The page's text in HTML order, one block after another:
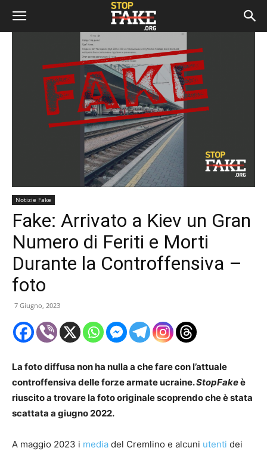
Notizie Fake
Fake: Arrivato a Kiev un Gran
Numero di Feriti e Morti
Durante la Controffensiva –
foto
7 Giugno, 2023
La foto diffusa non ha nulla a che fare con l’attuale
controffensiva delle forze armate ucraine.StopFakeè
riuscito a trovare la foto originale scoprendo che è stata
scattata a giugno 2022.
A maggio 2023 i media del Cremlino e alcuni utenti dei